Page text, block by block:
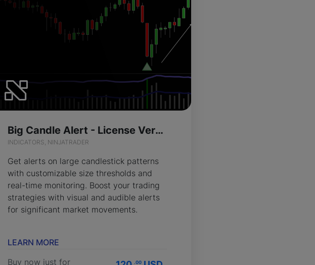
Big Candle Alert - License Version
INDICATORS, NINJATRADER
Get alerts on large candlestick patterns
with customizable size thresholds and
real-time monitoring. Boost your trading
strategies with visual and audible alerts
for significant market movements.
LEARN MORE
Buy now just for
.00